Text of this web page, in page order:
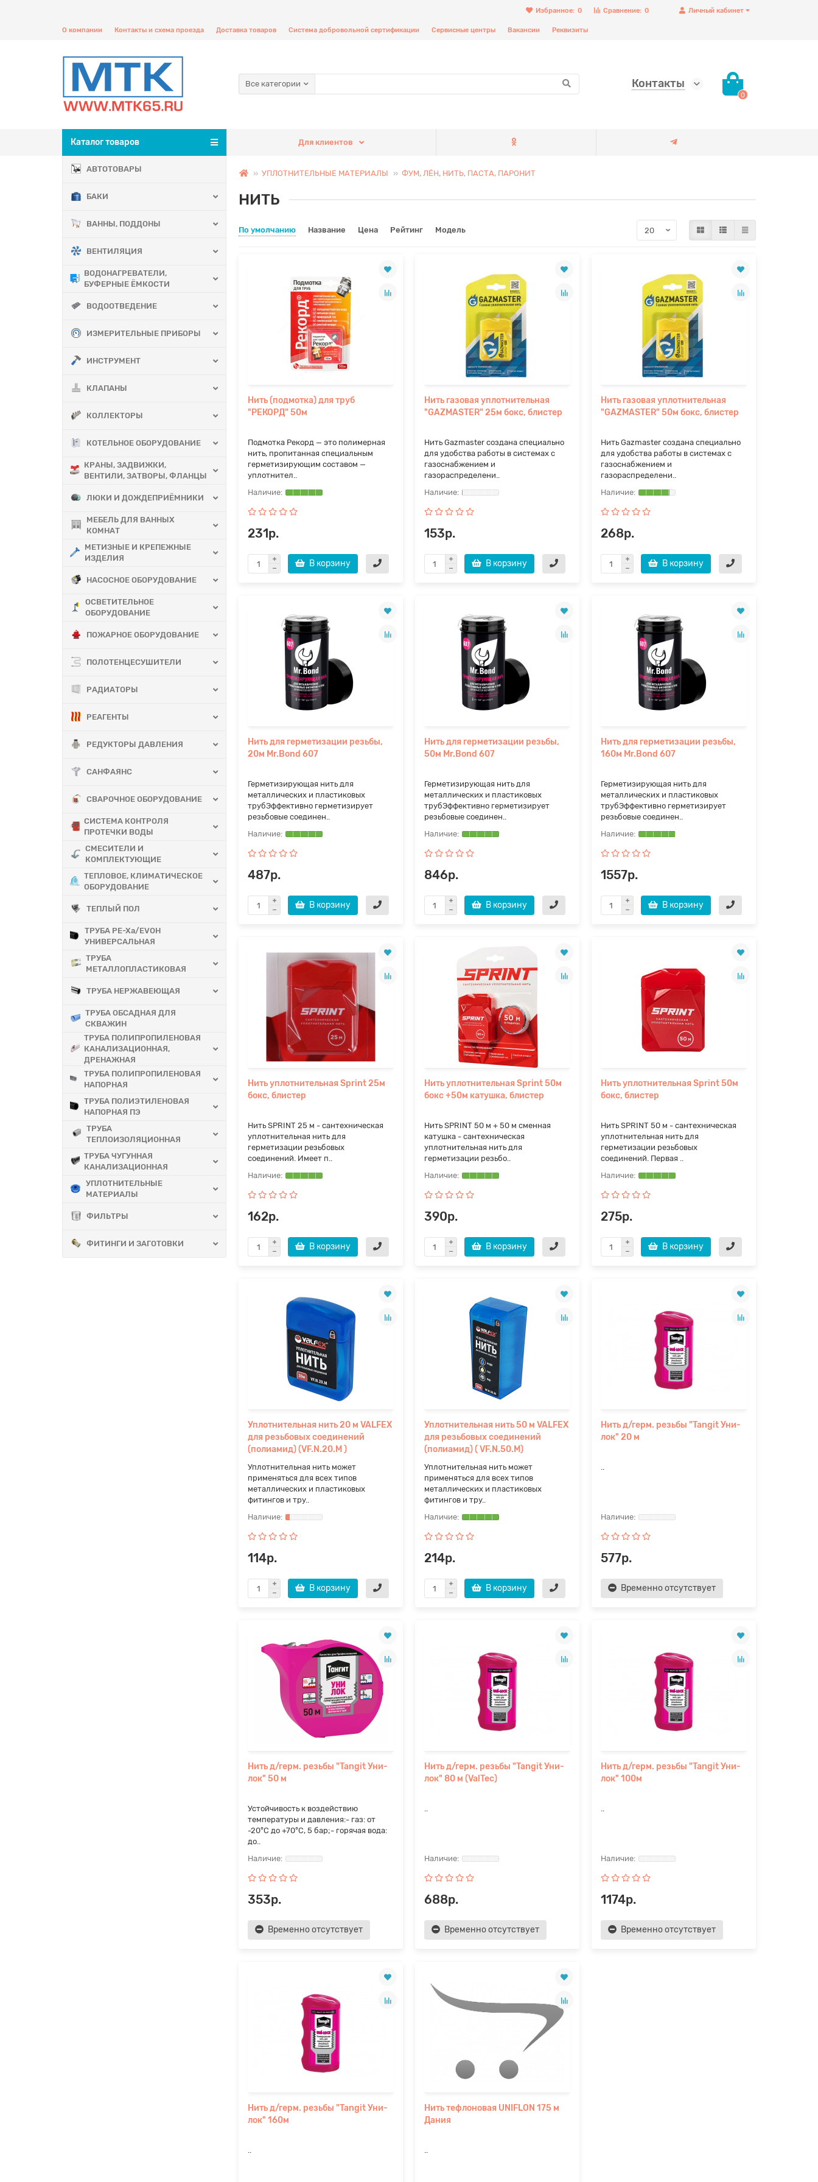
Личный кабинет
Сравнение: 0
Избранное: 0
О компании Контакты и схема проезда Доставка товаров Система добровольной сертификации Сервисные центры Вакансии Реквизиты
Все категории Контакты
0
Каталог товаров
АВТОТОВАРЫ
БАКИ
ВАННЫ, ПОДДОНЫ
ВЕНТИЛЯЦИЯ
ВОДОНАГРЕВАТЕЛИ,
БУФЕРНЫЕ ЁМКОСТИ
ВОДООТВЕДЕНИЕ
ИЗМЕРИТЕЛЬНЫЕ ПРИБОРЫ
ИНСТРУМЕНТ
КЛАПАНЫ
КОЛЛЕКТОРЫ
КОТЕЛЬНОЕ ОБОРУДОВАНИЕ
КРАНЫ, ЗАДВИЖКИ,
ВЕНТИЛИ, ЗАТВОРЫ, ФЛАНЦЫ
ЛЮКИ И ДОЖДЕПРИЁМНИКИ
МЕБЕЛЬ ДЛЯ ВАННЫХ
КОМНАТ
МЕТИЗНЫЕ И КРЕПЕЖНЫЕ
ИЗДЕЛИЯ
НАСОСНОЕ ОБОРУДОВАНИЕ
ОСВЕТИТЕЛЬНОЕ
ОБОРУДОВАНИЕ
ПОЖАРНОЕ ОБОРУДОВАНИЕ
ПОЛОТЕНЦЕСУШИТЕЛИ
РАДИАТОРЫ
РЕАГЕНТЫ
РЕДУКТОРЫ ДАВЛЕНИЯ
САНФАЯНС
СВАРОЧНОЕ ОБОРУДОВАНИЕ
СИСТЕМА КОНТРОЛЯ
ПРОТЕЧКИ ВОДЫ
СМЕСИТЕЛИ И
КОМПЛЕКТУЮЩИЕ
ТЕПЛОВОЕ, КЛИМАТИЧЕСКОЕ
ОБОРУДОВАНИЕ
ТЕПЛЫЙ ПОЛ
ТРУБА PE-Xa/EVOH
УНИВЕРСАЛЬНАЯ
ТРУБА
МЕТАЛЛОПЛАСТИКОВАЯ
ТРУБА НЕРЖАВЕЮЩАЯ
ТРУБА ОБСАДНАЯ ДЛЯ
СКВАЖИН
ТРУБА ПОЛИПРОПИЛЕНОВАЯ
КАНАЛИЗАЦИОННАЯ,
ДРЕНАЖНАЯ
ТРУБА ПОЛИПРОПИЛЕНОВАЯ
НАПОРНАЯ
ТРУБА ПОЛИЭТИЛЕНОВАЯ
НАПОРНАЯ ПЭ
ТРУБА
ТЕПЛОИЗОЛЯЦИОННАЯ
ТРУБА ЧУГУННАЯ
КАНАЛИЗАЦИОННАЯ
УПЛОТНИТЕЛЬНЫЕ
МАТЕРИАЛЫ
ФИЛЬТРЫ
ФИТИНГИ И ЗАГОТОВКИ
Для клиентов
УПЛОТНИТЕЛЬНЫЕ МАТЕРИАЛЫ ФУМ, ЛЁН, НИТЬ, ПАСТА, ПАРОНИТ
НИТЬ
По умолчанию Название Цена Рейтинг Модель
Нить (подмотка) для труб
"РЕКОРД" 50м
Подмотка Рекорд — это полимерная
нить, пропитанная специальным
герметизирующим составом —
уплотнител..
231р.
В корзину
Нить газовая уплотнительная
"GAZMASTER" 25м бокс, блистер
Нить Gazmaster создана специально
для удобства работы в системах с
газоснабжением и
газораспределени..
153р.
В корзину
Нить газовая уплотнительная
"GAZMASTER" 50м бокс, блистер
Нить Gazmaster создана специально
для удобства работы в системах с
газоснабжением и
газораспределени..
268р.
В корзину
Нить для герметизации резьбы,
20м Mr.Bond 607
Герметизирующая нить для
металлических и пластиковых
трубЭффективно герметизирует
резьбовые соединен..
487р.
В корзину
Нить для герметизации резьбы,
50м Mr.Bond 607
Герметизирующая нить для
металлических и пластиковых
трубЭффективно герметизирует
резьбовые соединен..
846р.
В корзину
Нить для герметизации резьбы,
160м Mr.Bond 607
Герметизирующая нить для
металлических и пластиковых
трубЭффективно герметизирует
резьбовые соединен..
1557р.
В корзину
Нить уплотнительная Sprint 25м
бокс, блистер
Нить SPRINT 25 м - сантехническая
уплотнительная нить для
герметизации резьбовых
соединений. Имеет п..
162р.
В корзину
Нить уплотнительная Sprint 50м
бокс +50м катушка, блистер
Нить SPRINT 50 м + 50 м сменная
катушка - сантехническая
уплотнительная нить для
герметизации резьбо..
390р.
В корзину
Нить уплотнительная Sprint 50м
бокс, блистер
Нить SPRINT 50 м - сантехническая
уплотнительная нить для
герметизации резьбовых
соединений. Первая ..
275р.
В корзину
Уплотнительная нить 20 м VALFEX
для резьбовых соединений
(полиамид) (VF.N.20.M )
Уплотнительная нить может
применяться для всех типов
металлических и пластиковых
фитингов и тру..
114р.
В корзину
Уплотнительная нить 50 м VALFEX
для резьбовых соединений
(полиамид) ( VF.N.50.M)
Уплотнительная нить может
применяться для всех типов
металлических и пластиковых
фитингов и тру..
214р.
В корзину
Нить д/герм. резьбы "Tangit Уни-
лок" 20 м
..
577р.
Временно отсутствует
Нить д/герм. резьбы "Tangit Уни-
лок" 50 м
Устойчивость к воздействию
температуры и давления:- газ: от
-20°С до +70°С, 5 бар;- горячая вода:
до..
353р.
Временно отсутствует
Нить д/герм. резьбы "Tangit Уни-
лок" 80 м (ValTec)
..
688р.
Временно отсутствует
Нить д/герм. резьбы "Tangit Уни-
лок" 100м
..
1174р.
Временно отсутствует
Нить д/герм. резьбы "Tangit Уни-
лок" 160м
..
Нить тефлоновая UNIFLON 175 м
Дания
..